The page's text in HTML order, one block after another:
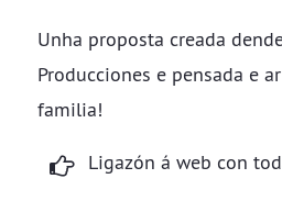
Unha proposta creada
Producciones e pensada e
familia!
Ligazón á web con